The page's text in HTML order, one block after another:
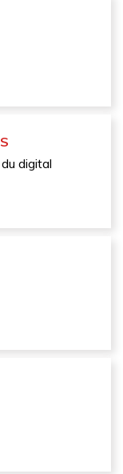
digital